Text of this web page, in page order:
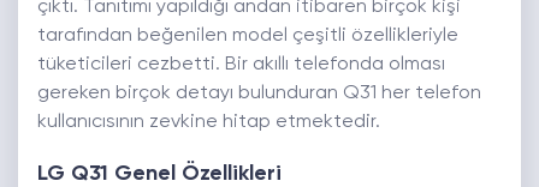
çıktı. Tanıtımı yapıldığı andan itibaren birçok kişi
tarafından beğenilen model çeşitli özellikleriyle
tüketicileri cezbetti. Bir akıllı telefonda olması
gereken birçok detayı bulunduran Q31 her telefon
kullanıcısının zevkine hitap etmektedir.
LG Q31 Genel Özellikleri